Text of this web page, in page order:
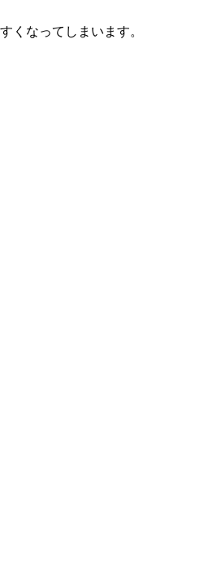
くなってしまいます。